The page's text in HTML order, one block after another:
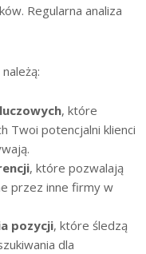
Regularna analiza
, które
Twoi potencjalni klienci
, które pozwalają
przez inne firmy w
pozycji, które śledzą
dla